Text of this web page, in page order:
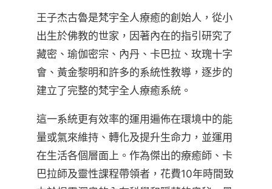
王子杰古魯是梵宇全人療癒的創始人，從小
出生於佛教的世家，因著內在的指引研究了
藏密、瑜伽密宗、內丹、卡巴拉、玫瑰十字
會、黃金黎明和許多的系統性教導，逐步的
建立了完整的梵宇全人療癒系統。
這一系統更有效率的運用遍佈在環境中的能
量或氣來維持、轉化及提升生命力，並運用
在生活各個層面上。作為傑出的療癒師、卡
巴拉師及靈性課程帶領者，花費10年時間致